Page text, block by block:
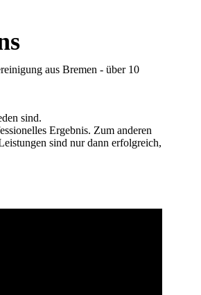
aus Bremen - über 10
sind.
Ergebnis. Zum anderen
sind nur dann erfolgreich,